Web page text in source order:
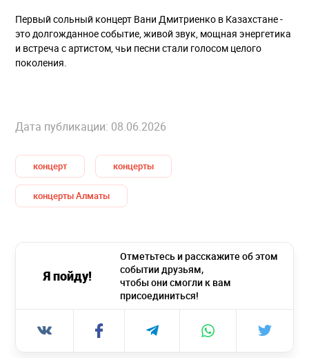
Первый сольный концерт Вани Дмитриенко в Казахстане -
это долгожданное событие, живой звук, мощная энергетика
и встреча с артистом, чьи песни стали голосом целого
поколения.
Дата публикации: 08.06.2026
концерт концерты
концерты Алматы
Я пойду!
Отметьтесь и расскажите об этом
событии друзьям,
чтобы они смогли к вам
присоединиться!